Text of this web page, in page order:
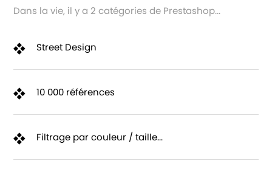
Dans la vie, il y a 2 catégories de Prestashop...
Street Design
10 000 références
Filtrage par couleur / taille...